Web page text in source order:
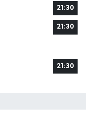
21:30
21:30
21:30